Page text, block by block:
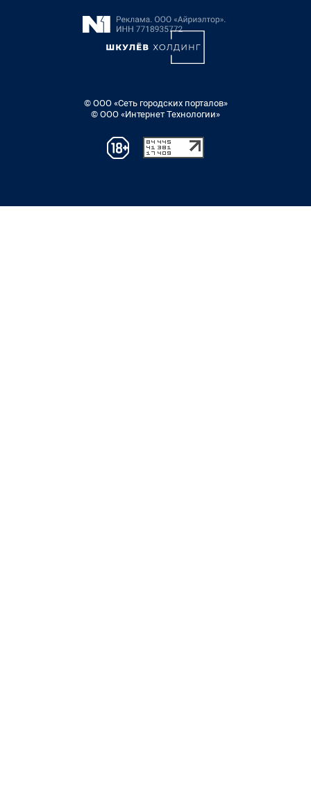
© ООО «Сеть городских порталов»
© ООО «Интернет Технологии»